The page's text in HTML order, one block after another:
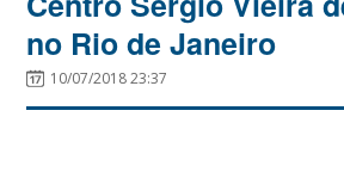
no Rio de Janeiro
10/07/2018 23:37